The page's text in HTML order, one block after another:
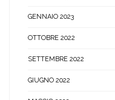
GENNAIO 2023
OTTOBRE 2022
SETTEMBRE 2022
GIUGNO 2022